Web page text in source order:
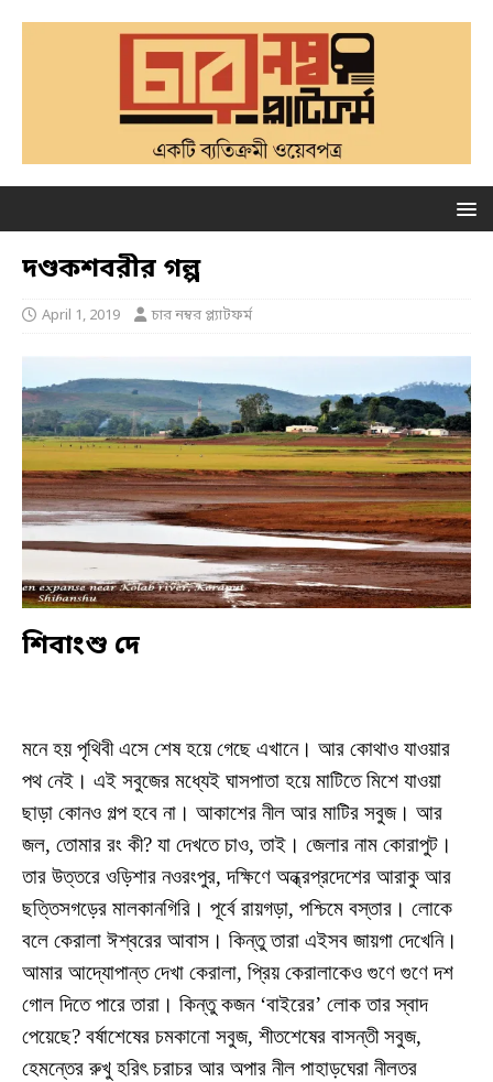
দণ্ডকশবরীর গল্প
April 1, 2019 চার নম্বর প্ল্যাটফর্ম
শিবাংশু দে
মনে হয় পৃথিবী এসে শেষ হয়ে গেছে এখানে। আর কোথাও যাওয়ার
পথ নেই। এই সবুজের মধ্যেই ঘাসপাতা হয়ে মাটিতে মিশে যাওয়া
ছাড়া কোনও গল্প হবে না। আকাশের নীল আর মাটির সবুজ। আর
জল, তোমার রং কী? যা দেখতে চাও, তাই। জেলার নাম কোরাপুট।
তার উত্তরে ওড়িশার নওরংপুর, দক্ষিণে অন্ধ্রপ্রদেশের আরাকু আর
ছত্তিসগড়ের মালকানগিরি। পূর্বে রায়গড়া, পশ্চিমে বস্তার। লোকে
বলে কেরালা ঈশ্বরের আবাস। কিন্তু তারা এইসব জায়গা দেখেনি।
আমার আদ্যোপান্ত দেখা কেরালা, প্রিয় কেরালাকেও গুণে গুণে দশ
গোল দিতে পারে তারা। কিন্তু কজন ‘বাইরের’ লোক তার স্বাদ
পেয়েছে? বর্ষাশেষের চমকানো সবুজ, শীতশেষের বাসন্তী সবুজ,
হেমন্তের রুখু হরিৎ চরাচর আর অপার নীল পাহাড়ঘেরা নীলতর